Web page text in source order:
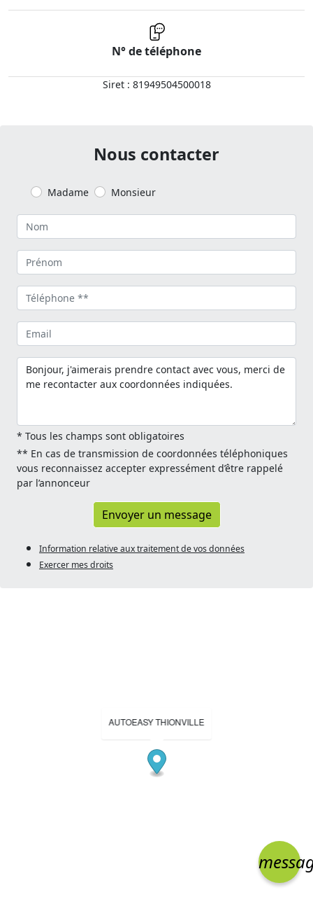
N° de téléphone
Siret : 81949504500018
Nous contacter
Madame Monsieur
* Tous les champs sont obligatoires
** En cas de transmission de coordonnées téléphoniques
vous reconnaissez accepter expressément d’être rappelé
par l’annonceur
Envoyer un message
Information relative aux traitement de vos données
Exercer mes droits
AUTOEASY THIONVILLE